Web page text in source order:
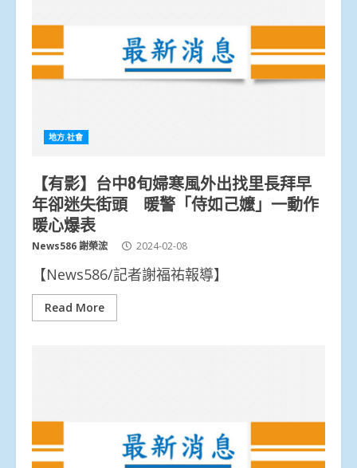
地方.社會
【有影】台中8旬婦寒風外出找里長拜早
年卻迷失街頭 暖警「侍如己嬤」一動作
暖心爆表
News586 謝榮浤 2024-02-08
【News586/記者謝福祐報導】
Read More